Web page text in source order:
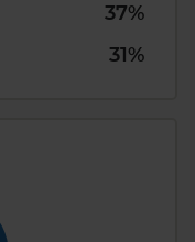
37%
31%